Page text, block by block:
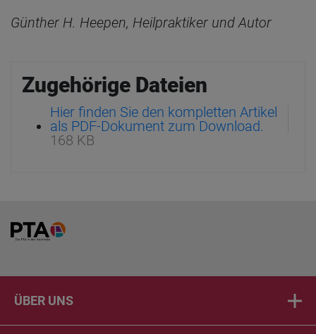
Günther H. Heepen, Heilpraktiker und Autor
Zugehörige Dateien
Hier finden Sie den kompletten Artikel
als PDF-Dokument zum Download.
168 KB
Home
ÜBER UNS